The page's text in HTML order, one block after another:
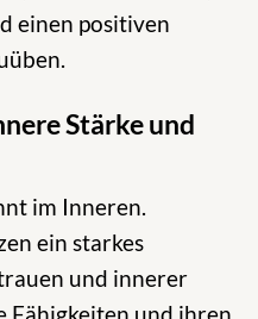
einen positiven
Stärke und
im Inneren.
ein starkes
und innerer